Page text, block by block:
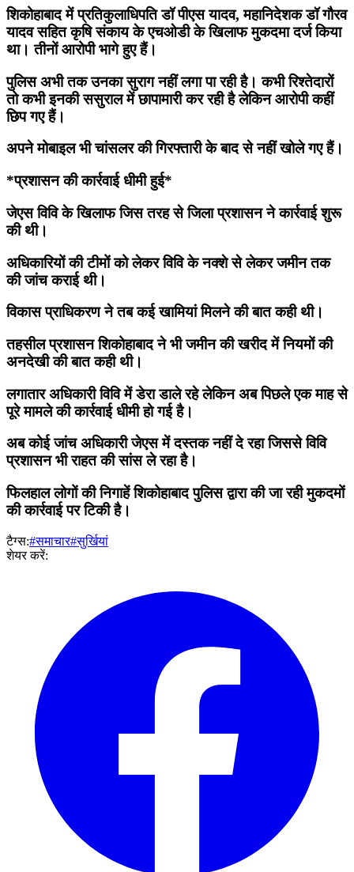
शिकोहाबाद में प्रतिकुलाधिपति डॉ पीएस यादव, महानिदेशक डॉ गौरव
यादव सहित कृषि संकाय के एचओडी के खिलाफ मुकदमा दर्ज किया
था। तीनों आरोपी भागे हुए हैं।
पुलिस अभी तक उनका सुराग नहीं लगा पा रही है। कभी रिश्तेदारों
तो कभी इनकी ससुराल में छापामारी कर रही है लेकिन आरोपी कहीं
छिप गए हैं।
अपने मोबाइल भी चांसलर की गिरफ्तारी के बाद से नहीं खोले गए हैं।
*प्रशासन की कार्रवाई धीमी हुई*
जेएस विवि के खिलाफ जिस तरह से जिला प्रशासन ने कार्रवाई शुरू
की थी।
अधिकारियों की टीमों को लेकर विवि के नक्शे से लेकर जमीन तक
की जांच कराई थी।
विकास प्राधिकरण ने तब कई खामियां मिलने की बात कही थी।
तहसील प्रशासन शिकोहाबाद ने भी जमीन की खरीद में नियमों की
अनदेखी की बात कही थी।
लगातार अधिकारी विवि में डेरा डाले रहे लेकिन अब पिछले एक माह से
पूरे मामले की कार्रवाई धीमी हो गई है।
अब कोई जांच अधिकारी जेएस में दस्तक नहीं दे रहा जिससे विवि
प्रशासन भी राहत की सांस ले रहा है।
फिलहाल लोगों की निगाहें शिकोहाबाद पुलिस द्वारा की जा रही मुकदमों
की कार्रवाई पर टिकी है।
टैग्स:#समाचार#सुर्खियां
शेयर करें: